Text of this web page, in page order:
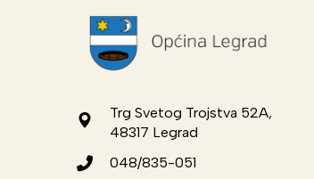
Trg Svetog Trojstva 52A,
48317 Legrad
048/835-051